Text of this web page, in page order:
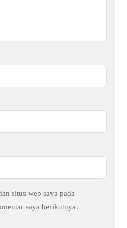
situs web saya pada
saya berikutnya.